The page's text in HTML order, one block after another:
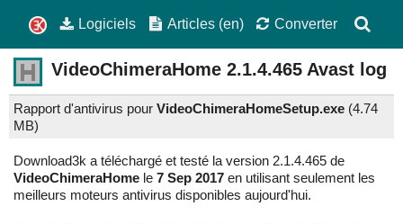
Logiciels Articles (en) Converter
VideoChimeraHome 2.1.4.465 Avast log
Rapport d'antivirus pour VideoChimeraHomeSetup.exe (4.74
MB)
Download3k a téléchargé et testé la version 2.1.4.465 de
VideoChimeraHome le 7 Sep 2017 en utilisant seulement les
meilleurs moteurs antivirus disponibles aujourd'hui.